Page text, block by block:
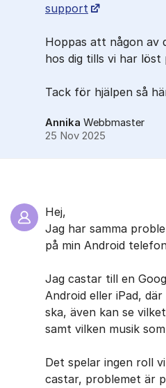
support
Hoppas att någon av
hos dig tills vi har löst
Tack för hjälpen så
Annika Webbmaster
25 Nov 2025
Hej,
Jag har samma
på min Android
Jag castar till en
Android eller iPad,
ska, även kan se
samt vilken musik
Det spelar ingen roll
castar, problemet är